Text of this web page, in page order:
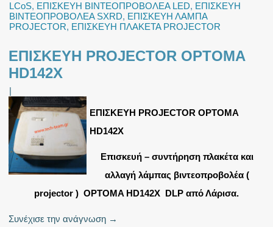
LCoS, ΕΠΙΣΚΕΥΗ ΒΙΝΤΕΟΠΡΟΒΟΛΕΑ LED, ΕΠΙΣΚΕΥΗ
ΒΙΝΤΕΟΠΡΟΒΟΛΕΑ SXRD, ΕΠΙΣΚΕΥΗ ΛΑΜΠΑ
PROJECTOR, ΕΠΙΣΚΕΥΗ ΠΛΑΚΕΤΑ PROJECTOR
ΕΠΙΣΚΕΥΗ PROJECTOR OPTOMA
HD142X
|
ΕΠΙΣΚΕΥΗ PROJECTOR OPTOMA
HD142X
Επισκευή – συντήρηση πλακέτα και
αλλαγή λάμπας βιντεοπροβολέα (
projector ) OPTOMA HD142X DLP από Λάρισα.
Συνέχισε την ανάγνωση →